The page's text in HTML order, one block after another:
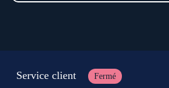
Service client Fermé